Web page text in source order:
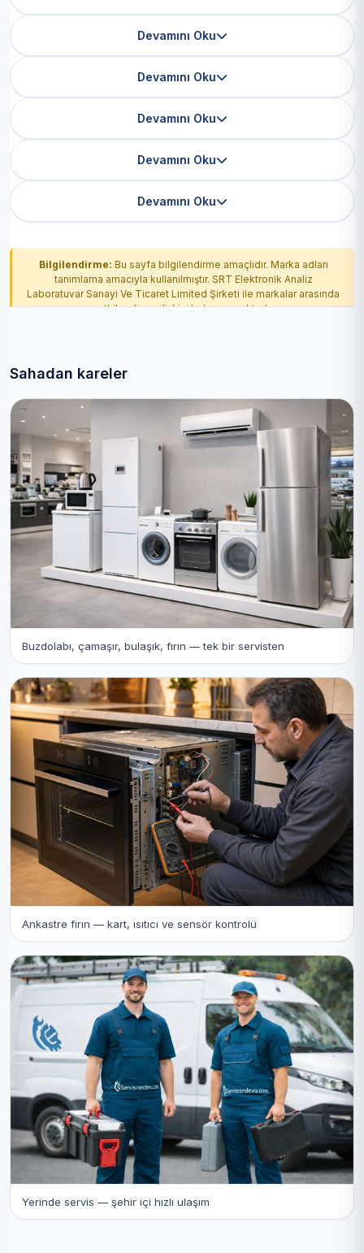
Devamını Oku
Devamını Oku
Devamını Oku
Devamını Oku
Devamını Oku
Bilgilendirme: Bu sayfa bilgilendirme amaçlıdır. Marka adları
tanımlama amacıyla kullanılmıştır. SRT Elektronik Analiz
Laboratuvar Sanayi Ve Ticaret Limited Şirketi ile markalar arasında
yetkilendirme ilişkisi bulunmamaktadır.
Sahadan kareler
Buzdolabı, çamaşır, bulaşık, fırın — tek bir servisten
Ankastre fırın — kart, ısıtıcı ve sensör kontrolü
Yerinde servis — şehir içi hızlı ulaşım